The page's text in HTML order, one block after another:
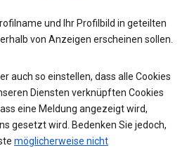
und Ihr Profilbild in geteilten
von Anzeigen erscheinen sollen.
auch so einstellen, dass alle Cookies
Diensten verknüpften Cookies
eine Meldung angezeigt wird,
gesetzt wird. Bedenken Sie jedoch,
möglicherweise nicht